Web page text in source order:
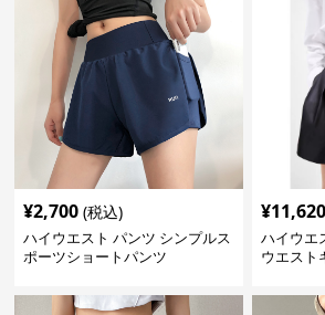
¥2,700 (税込)
ハイウエスト パンツ シンプルス
ポーツショートパンツ
¥11,620
ハイウエ
ウエスト